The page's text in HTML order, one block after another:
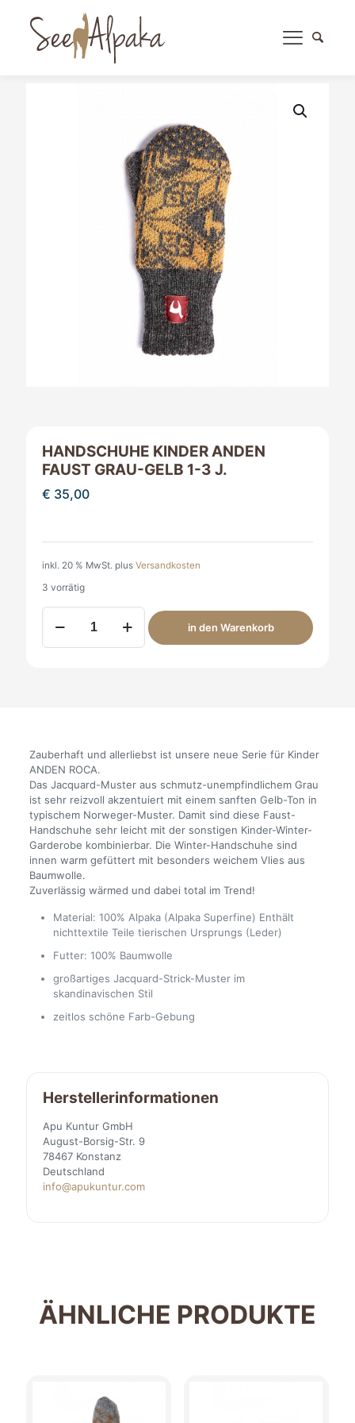
HANDSCHUHE KINDER ANDEN
FAUST GRAU-GELB 1-3 J.
€ 35,00
inkl. 20 % MwSt. plus Versandkosten
3 vorrätig
Handschuhe
Kinder
Anden
Menge
in den Warenkorb
Zauberhaft und allerliebst ist unsere neue Serie für Kinder
ANDEN ROCA.
Das Jacquard-Muster aus schmutz-unempfindlichem Grau
ist sehr reizvoll akzentuiert mit einem sanften Gelb-Ton in
typischem Norweger-Muster. Damit sind diese Faust-
Handschuhe sehr leicht mit der sonstigen Kinder-Winter-
Garderobe kombinierbar. Die Winter-Handschuhe sind
innen warm gefüttert mit besonders weichem Vlies aus
Baumwolle.
Zuverlässig wärmed und dabei total im Trend!
Material: 100% Alpaka (Alpaka Superfine) Enthält
nichttextile Teile tierischen Ursprungs (Leder)
Futter: 100% Baumwolle
großartiges Jacquard-Strick-Muster im
skandinavischen Stil
zeitlos schöne Farb-Gebung
Herstellerinformationen
Apu Kuntur GmbH
August-Borsig-Str. 9
78467 Konstanz
Deutschland
info@apukuntur.com
ÄHNLICHE PRODUKTE